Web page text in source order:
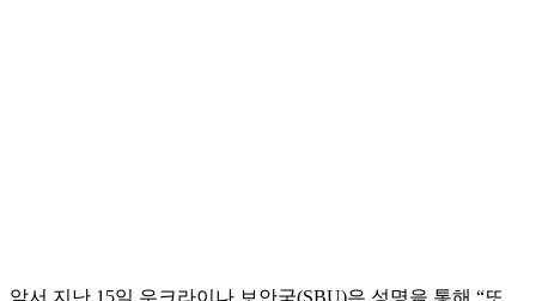
앞서 지난 15일 우크라이나 보안국(SBU)은 성명을 통해 “또